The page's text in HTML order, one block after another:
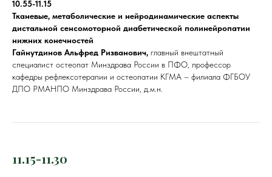
10.55-11.15
Тканевые, метаболические и нейродинамические аспекты
дистальной сенсомоторной диабетической полинейропатии
нижних конечностей
Гайнутдинов Альфред Ризванович, главный внештатный
специалист остеопат Минздрава России в ПФО, профессор
кафедры рефлексотерапии и остеопатии КГМА – филиала ФГБОУ
ДПО РМАНПО Минздрава России, д.м.н.
11.15-11.30